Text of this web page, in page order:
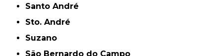
Santo André
Sto. André
Suzano
São Bernardo do Campo